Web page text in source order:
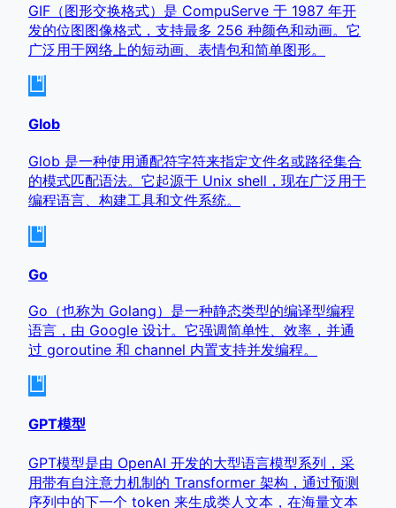
GIF（图形交换格式）是 CompuServe 于 1987 年开
发的位图图像格式，支持最多 256 种颜色和动画。它
广泛用于网络上的短动画、表情包和简单图形。
Glob
Glob 是一种使用通配符字符来指定文件名或路径集合
的模式匹配语法。它起源于 Unix shell，现在广泛用于
编程语言、构建工具和文件系统。
Go
Go（也称为 Golang）是一种静态类型的编译型编程
语言，由 Google 设计。它强调简单性、效率，并通
过 goroutine 和 channel 内置支持并发编程。
GPT模型
GPT模型是由 OpenAI 开发的大型语言模型系列，采
用带有自注意力机制的 Transformer 架构，通过预测
序列中的下一个 token 来生成类人文本，在海量文本